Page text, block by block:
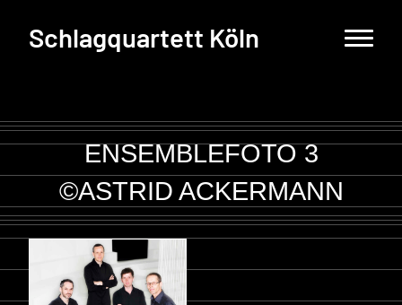
Schlagquartett Köln
ENSEMBLEFOTO 3
©ASTRID ACKERMANN